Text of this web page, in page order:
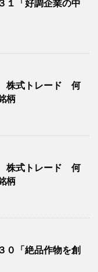
１「好調企業の中
株式トレード 何
柄
株式トレード 何
柄
０「絶品作物を創